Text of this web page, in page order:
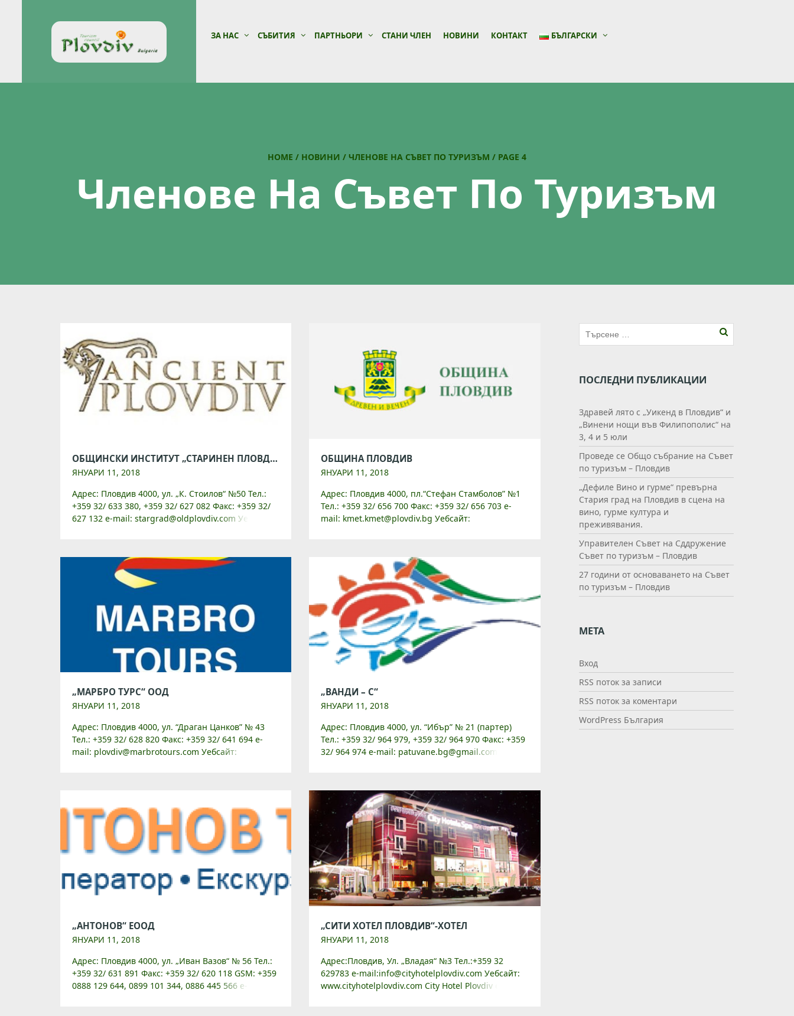
ЗА НАС СЪБИТИЯ ПАРТНЬОРИ СТАНИ ЧЛЕН НОВИНИ КОНТАКТ БЪЛГАРСКИ
HOME / НОВИНИ / ЧЛЕНОВЕ НА СЪВЕТ ПО ТУРИЗЪМ / PAGE 4
Членове На Съвет По Туризъм
ОБЩИНСКИ ИНСТИТУТ „СТАРИНЕН ПЛОВДИВ“
ЯНУАРИ 11, 2018
Адрес: Пловдив 4000, ул. „К. Стоилов“ №50 Тел.:
+359 32/ 633 380, +359 32/ 627 082 Факс: +359 32/
627 132 e-mail: stargrad@oldplovdiv.com Уебсайт:
ОБЩИНА ПЛОВДИВ
ЯНУАРИ 11, 2018
Адрес: Пловдив 4000, пл.“Стефан Стамболов” №1
Тел.: +359 32/ 656 700 Факс: +359 32/ 656 703 e-
mail: kmet.kmet@plovdiv.bg Уебсайт:
„МАРБРО ТУРС“ ООД
ЯНУАРИ 11, 2018
Адрес: Пловдив 4000, ул. “Драган Цанков” № 43
Тел.: +359 32/ 628 820 Факс: +359 32/ 641 694 e-
mail: plovdiv@marbrotours.com Уебсайт:
„ВАНДИ – С“
ЯНУАРИ 11, 2018
Адрес: Пловдив 4000, ул. “Ибър” № 21 (партер)
Тел.: +359 32/ 964 979, +359 32/ 964 970 Факс: +359
32/ 964 974 e-mail: patuvane.bg@gmail.com
„АНТОНОВ“ ЕООД
ЯНУАРИ 11, 2018
Адрес: Пловдив 4000, ул. „Иван Вазов“ № 56 Тел.:
+359 32/ 631 891 Факс: +359 32/ 620 118 GSM: +359
0888 129 644, 0899 101 344, 0886 445 566 e-mail:
„СИТИ ХОТЕЛ ПЛОВДИВ“-ХОТЕЛ
ЯНУАРИ 11, 2018
Адрес:Пловдив, Ул. „Владая“ №3 Тел.:+359 32
629783 e-mail:info@cityhotelplovdiv.com Уебсайт:
www.cityhotelplovdiv.com City Hotel Plovdiv e с
ПОСЛЕДНИ ПУБЛИКАЦИИ
Здравей лято с „Уикенд в Пловдив“ и
„Винени нощи във Филипополис“ на
3, 4 и 5 юли
Проведе се Общо събрание на Съвет
по туризъм – Пловдив
„Дефиле Вино и гурме“ превърна
Стария град на Пловдив в сцена на
вино, гурме култура и
преживявания.
Управителен Съвет на Сддружение
Съвет по туризъм – Пловдив
27 години от основаването на Съвет
по туризъм – Пловдив
МЕТА
Вход
RSS поток за записи
RSS поток за коментари
WordPress България